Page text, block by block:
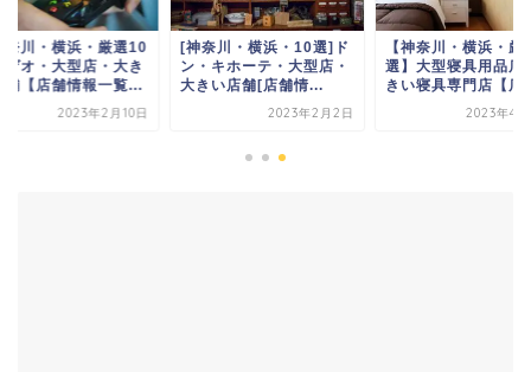
奈川・横浜・厳選10
ゲオ・大型店・大き
舗【店舗情報一覧...
2023年2月10日
[神奈川・横浜・10選]ド
ン・キホーテ・大型店・
大きい店舗[店舗情...
2023年2月2日
【神奈川・横浜・厳
選】大型寝具用品店
きい寝具専門店【店
2023年4